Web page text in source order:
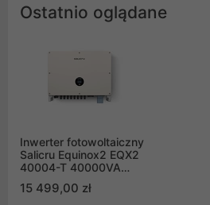
Ostatnio oglądane
Inwerter fotowoltaiczny
Salicru Equinox2 EQX2
40004-T 40000VA
fazowy 180Vdc
15 499,00 zł